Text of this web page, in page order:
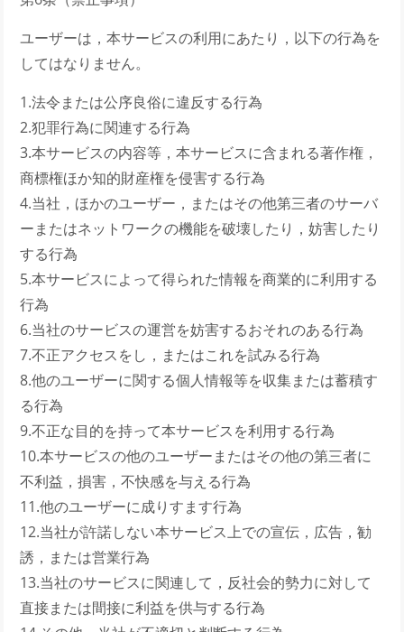
ユーザーは，本サービスの利用にあたり，以下の行為を
してはなりません。
1.法令または公序良俗に違反する行為
2.犯罪行為に関連する行為
3.本サービスの内容等，本サービスに含まれる著作権，
商標権ほか知的財産権を侵害する行為
4.当社，ほかのユーザー，またはその他第三者のサーバ
ーまたはネットワークの機能を破壊したり，妨害したり
する行為
5.本サービスによって得られた情報を商業的に利用する
行為
6.当社のサービスの運営を妨害するおそれのある行為
7.不正アクセスをし，またはこれを試みる行為
8.他のユーザーに関する個人情報等を収集または蓄積す
る行為
9.不正な目的を持って本サービスを利用する行為
10.本サービスの他のユーザーまたはその他の第三者に
不利益，損害，不快感を与える行為
11.他のユーザーに成りすます行為
12.当社が許諾しない本サービス上での宣伝，広告，勧
誘，または営業行為
13.当社のサービスに関連して，反社会的勢力に対して
直接または間接に利益を供与する行為